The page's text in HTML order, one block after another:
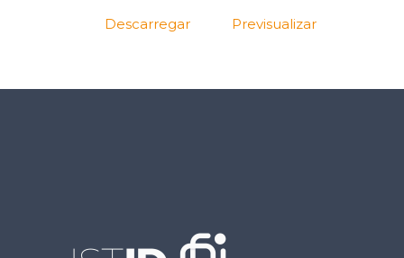
Descarregar Previsualizar